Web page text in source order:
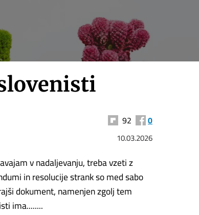
92 0
10.03.2026
v nadaljevanju, treba vzeti z
in resolucije strank so med sabo
dokument, namenjen zgolj tem
ima........